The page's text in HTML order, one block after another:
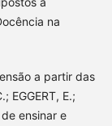
na
a partir das
EGGERT, E.;
ensinar e